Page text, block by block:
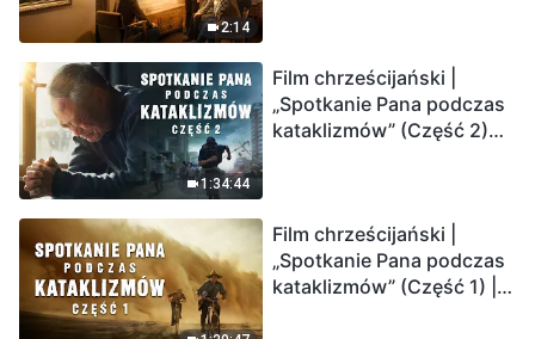
2:14
1:34:44
Film chrześcijański |
„Spotkanie Pana podczas
kataklizmów” (Część 2)
Ludzkość weszła w
odliczanie. Czy znalazłeś
już drogę ocalenia?
Film chrześcijański |
„Spotkanie Pana podczas
kataklizmów” (Część 1) |